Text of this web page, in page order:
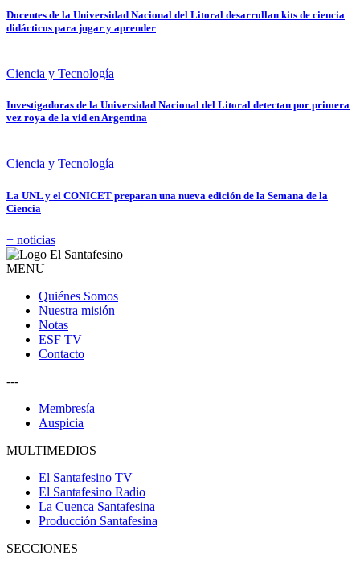
Docentes de la Universidad Nacional del Litoral desarrollan kits de ciencia
didácticos para jugar y aprender
Ciencia y Tecnología
Investigadoras de la Universidad Nacional del Litoral detectan por primera
vez roya de la vid en Argentina
Ciencia y Tecnología
La UNL y el CONICET preparan una nueva edición de la Semana de la
Ciencia
+ noticias
MENU
Quiénes Somos
Nuestra misión
Notas
ESF TV
Contacto
---
Membresía
Auspicia
MULTIMEDIOS
El Santafesino TV
El Santafesino Radio
La Cuenca Santafesina
Producción Santafesina
SECCIONES